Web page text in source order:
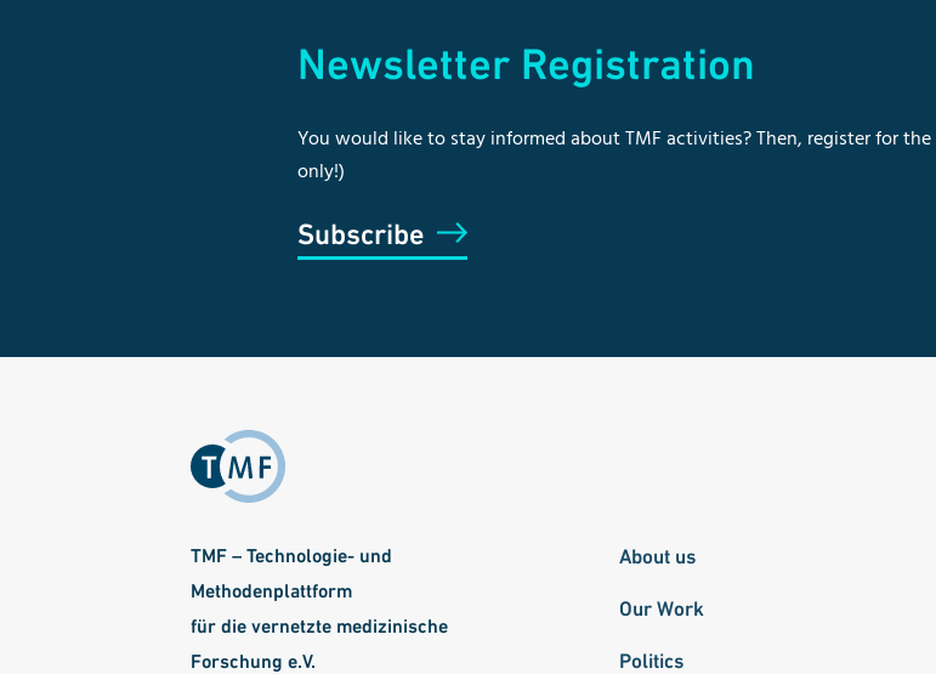
Newsletter Registration
You would like to stay informed about TMF activities? Then, register for
only!)
Subscribe
TMF – Technologie- und
Methodenplattform
für die vernetzte medizinische
Forschung e.V.
About us
Our Work
Politics